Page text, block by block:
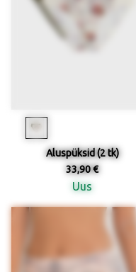
Aluspüksid (2 tk)
33,90 €
Uus